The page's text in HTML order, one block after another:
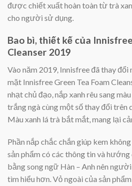
được chiết xuất hoàn toàn từ trà
cho người sử dụng.
Bao bì, thiết kế của
Cleanser 2019
Vào năm 2019, Innisfree đã thay đổi
mặt Innisfree Green Tea Foam
nhạt chủ đạo, nắp xanh rêu sang
trắng ngà cùng một số thay đổi trên
Màu xanh lá trà bắt mắt, mang lại
Phần nắp chắc chắn giúp kem
sản phẩm có các thông tin và
bằng song ngữ Hàn – Anh nên
tìm hiểu hơn. Vỏ ngoài của sản